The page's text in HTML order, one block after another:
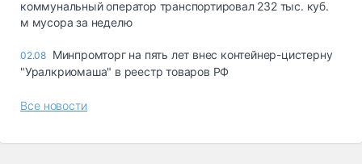
коммунальный оператор транспортировал 232 тыс. куб.
м мусора за неделю
02.08 Минпромторг на пять лет внес контейнер-цистерну
"Уралкриомаша" в реестр товаров РФ
Все новости